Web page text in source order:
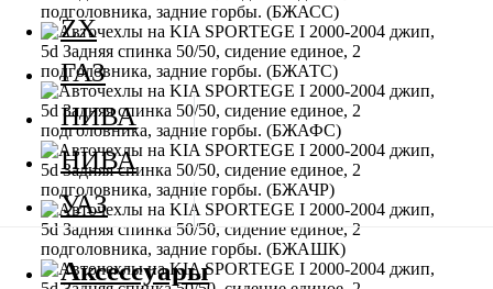
ZX
ГАЗ
НИВА
НИВА
УАЗ
Аксессуары